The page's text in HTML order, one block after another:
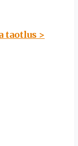
taotlus >